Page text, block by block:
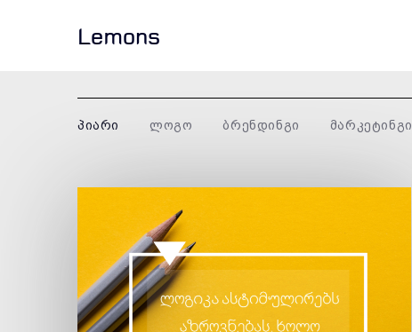
Lemons
პიარი ლოგო ბრენდინგი მარკეტინგი